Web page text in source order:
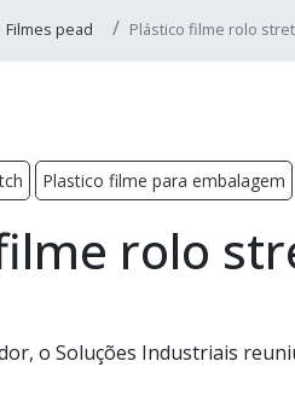
Filmes pead Plástico filme rolo
Plastico filme para embalagem
rolo
o Soluções Industriais